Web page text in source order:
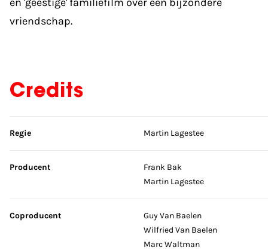
vriendschap.
Credits
Sla credits over
Regie Martin Lagestee
Producent
Frank Bak
Martin Lagestee
Coproducent
Guy Van Baelen
Wilfried Van Baelen
Marc Waltman